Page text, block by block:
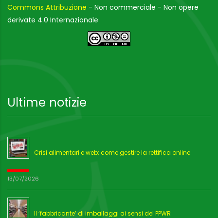
Commons Attribuzione - Non commerciale - Non opere
derivate 4.0 Internazionale
Ultime notizie
Crisi alimentari e web: come gestire la rettifica online
13/07/2026
Il ‘fabbricante’ di imballaggi ai sensi del PPWR